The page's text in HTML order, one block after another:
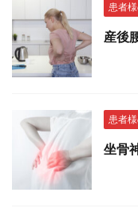
患者様
産後
患者
坐骨